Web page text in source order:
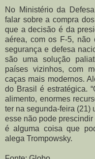
No Ministério da
falar sobre a compra
que a decisão é da
aérea, com os F-5,
segurança e defesa
são uma solução
países vizinhos, com
caças mais modernos.
do Brasil é estratégica.
alimento, enormes
ter na segunda-feira (21)
esse não pode
é alguma coisa que
alega Trompowsky.